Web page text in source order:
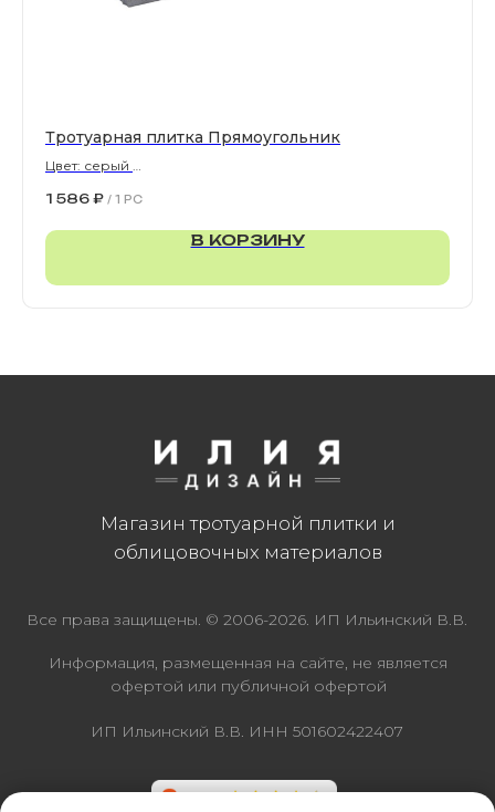
Тротуарная плитка Прямоугольник
Цвет: серый
1 586 ₽ / 1 PC
В КОРЗИНУ